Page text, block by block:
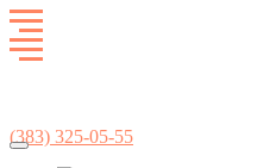
(383) 325-05-55